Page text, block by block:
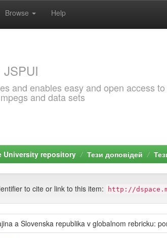
Browse Help
JSPUI
and enables easy and open access
and data sets
University repository Тези доповідей
to cite or link to this item: http://
a Slovenska republika v globalnom rebricku: